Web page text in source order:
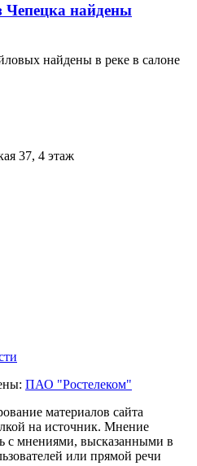
Чепецка найдены
найдены в реке в салоне
37, 4 этаж
ПАО "Ростелеком"
материалов сайта
на источник. Мнение
с мнениями, высказанными в
или прямой речи